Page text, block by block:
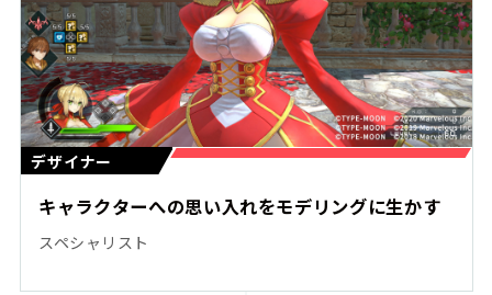
デザイナー
キャラクターへの思い入れをモデリングに生かす
スペシャリスト